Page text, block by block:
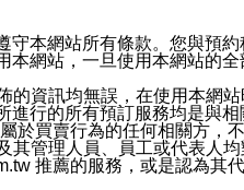
您取得聯絡並傳送或宣傳本
。即使未加入本公司/本服務
要的訊息為限，以廣告或
傳來的電話號碼比對相符。
收通知型訊息。
本網站所有條款。您與預
網站，一旦使用本網站的
的資訊均無誤，在使用本網
行的所有預訂服務均是與
於買賣行為的任何相關方
其管理人員、員工或代表人
推薦的服務，或是認為其